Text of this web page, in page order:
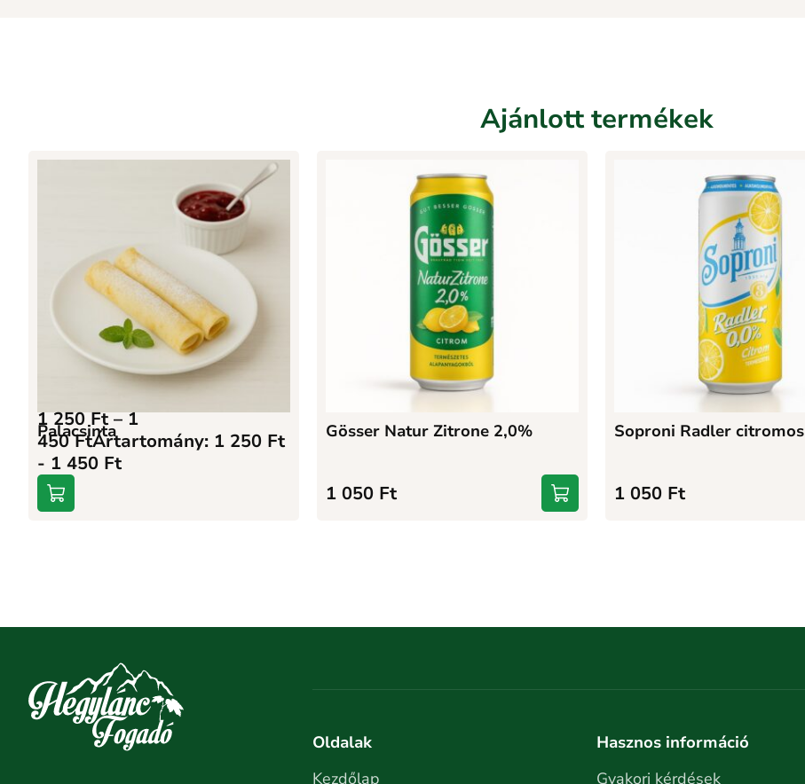
Ajánlott termékek
Palacsinta
1 250Ft – 1
450FtÁrtartomány: 1 250 Ft
- 1 450 Ft
Gösser Natur Zitrone 2,0%
1 050 Ft
Soproni Radler citromos
1 050 Ft
Oldalak
Kezdőlap
Hasznos információ
Gyakori kérdések